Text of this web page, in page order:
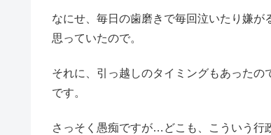
なにせ、毎日の歯磨きで毎回泣いたり嫌
思っていたので。
それに、引っ越しのタイミングもあった
です。
さっそく愚痴ですが…どこも、こういう行